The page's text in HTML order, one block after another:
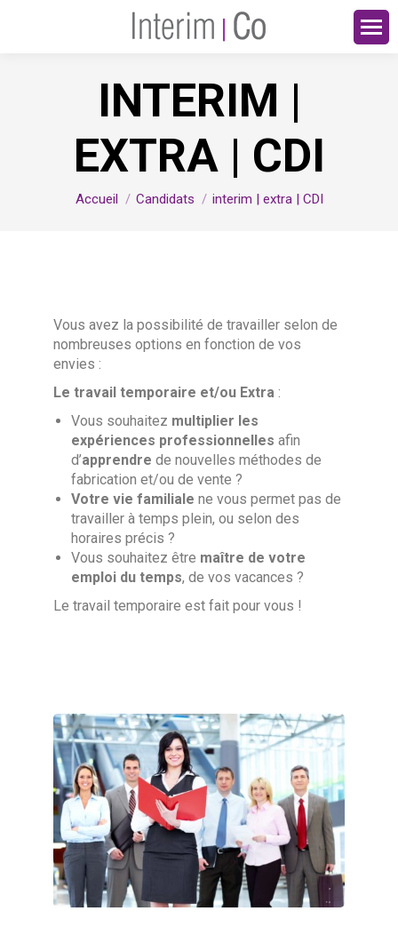
INTERIM |
EXTRA | CDI
Vous êtes ici :
Accueil Candidats interim | extra | CDI
Vous avez la possibilité de travailler selon de
nombreuses options en fonction de vos
envies :
Le travail temporaire et/ou Extra :
Vous souhaitez multiplier les
expériences professionnelles afin
d’apprendre de nouvelles méthodes de
fabrication et/ou de vente ?
Votre vie familiale ne vous permet pas de
travailler à temps plein, ou selon des
horaires précis ?
Vous souhaitez être maître de votre
emploi du temps, de vos vacances ?
Le travail temporaire est fait pour vous !